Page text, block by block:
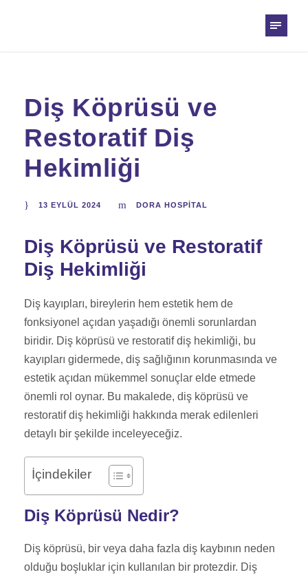
Diş Köprüsü ve
Restoratif Diş
Hekimliği
13 EYLÜL 2024 DORA HOSPITAL
Diş Köprüsü ve Restoratif
Diş Hekimliği
Diş kayıpları, bireylerin hem estetik hem de
fonksiyonel açıdan yaşadığı önemli sorunlardan
biridir. Diş köprüsü ve restoratif diş hekimliği, bu
kayıpları gidermede, diş sağlığının korunmasında ve
estetik açıdan mükemmel sonuçlar elde etmede
önemli rol oynar. Bu makalede, diş köprüsü ve
restoratif diş hekimliği hakkında merak edilenleri
detaylı bir şekilde inceleyeceğiz.
İçindekiler
Diş Köprüsü Nedir?
Diş köprüsü, bir veya daha fazla diş kaybının neden
olduğu boşluklar için kullanılan bir protezdir. Diş